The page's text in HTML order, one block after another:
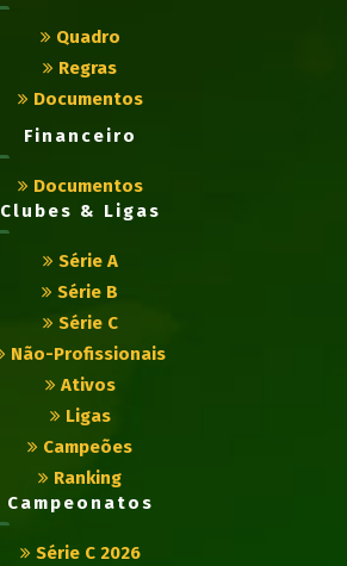
Quadro
Regras
Documentos
Financeiro
Documentos
Clubes & Ligas
Série A
Série B
Série C
Não-Profissionais
Ativos
Ligas
Campeões
Ranking
Campeonatos
Série C 2026